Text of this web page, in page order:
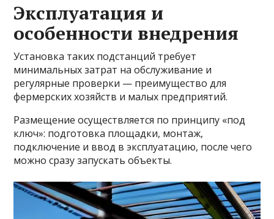
Эксплуатация и
особенности внедрения
Установка таких подстанций требует
минимальных затрат на обслуживание и
регулярные проверки — преимущество для
фермерских хозяйств и малых предприятий.
Размещение осуществляется по принципу «под
ключ»: подготовка площадки, монтаж,
подключение и ввод в эксплуатацию, после чего
можно сразу запускать объекты.